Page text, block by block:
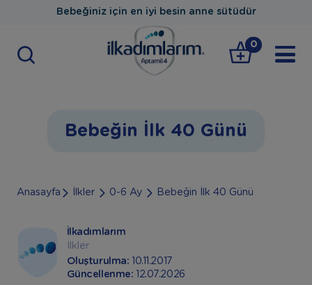
Bebeğiniz için en iyi besin anne sütüdür
0
Bebeğin İlk 40 Günü
Anasayfa İlkler 0-6 Ay Bebeğin İlk 40 Günü
İlkadımlarım
İlkler
Oluşturulma:
10.11.2017
Güncellenme:
12.07.2026